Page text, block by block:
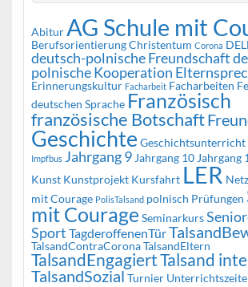
AbiturAG Schule mit
BerufsorientierungChristentum Corona
deutsch-polnische Freundschaft
polnische Kooperation
Erinnerungskultur Facharbeit Facharbeiten
deutschen Sprache Französisch
französische Botschaft
Geschichte Geschichtsunterricht
Impfbus Jahrgang 9 Jahrgang 10 Jahrgang
Kunst Kunstprojekt Kursfahrt LER
mit Courage PolisTalsand polnisch Prüfungen
mit Courage Seminarkurs
Sport TagderoffenenTür
TalsandContraCoronaTalsandEltern
TalsandEngagiertTalsand
TalsandSozial Turnier